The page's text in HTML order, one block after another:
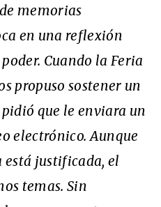
memorias
en una reflexión
Cuando la Feria
propuso sostener un
que le enviara un
electrónico. Aunque
está justificada, el
temas. Sin